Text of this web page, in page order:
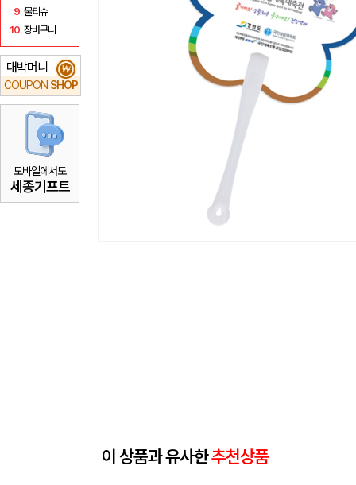
9 물티슈
10 장바구니
대박머니
COUPON SHOP
₩
모바일에서도
세종기프트
이 상품과 유사한추천상품